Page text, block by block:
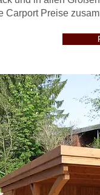
Carport Preise